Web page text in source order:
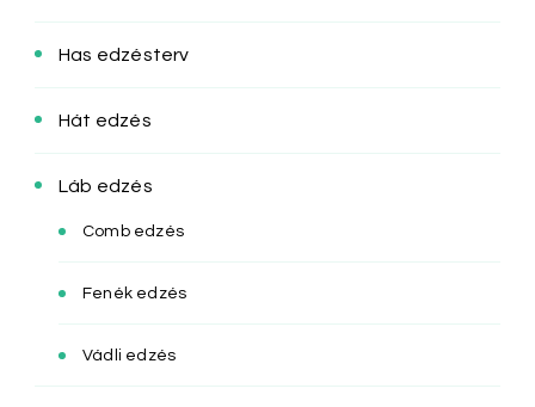
Has edzésterv
Hát edzés
Láb edzés
Comb edzés
Fenék edzés
Vádli edzés